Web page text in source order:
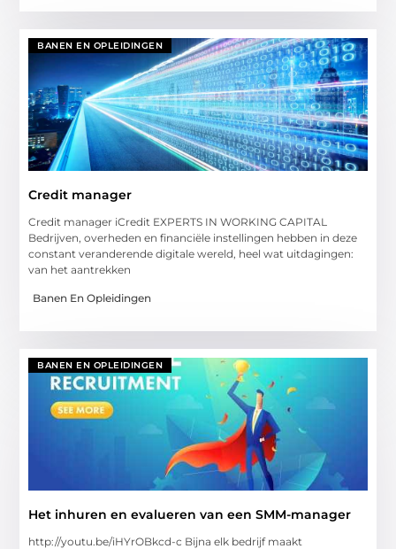
BANEN EN OPLEIDINGEN
Credit manager
Credit manager iCredit EXPERTS IN WORKING CAPITAL
Bedrijven, overheden en financiële instellingen hebben in deze
constant veranderende digitale wereld, heel wat uitdagingen:
van het aantrekken
Banen En Opleidingen
BANEN EN OPLEIDINGEN
Het inhuren en evalueren van een SMM-manager
http://youtu.be/iHYrOBkcd-c Bijna elk bedrijf maakt